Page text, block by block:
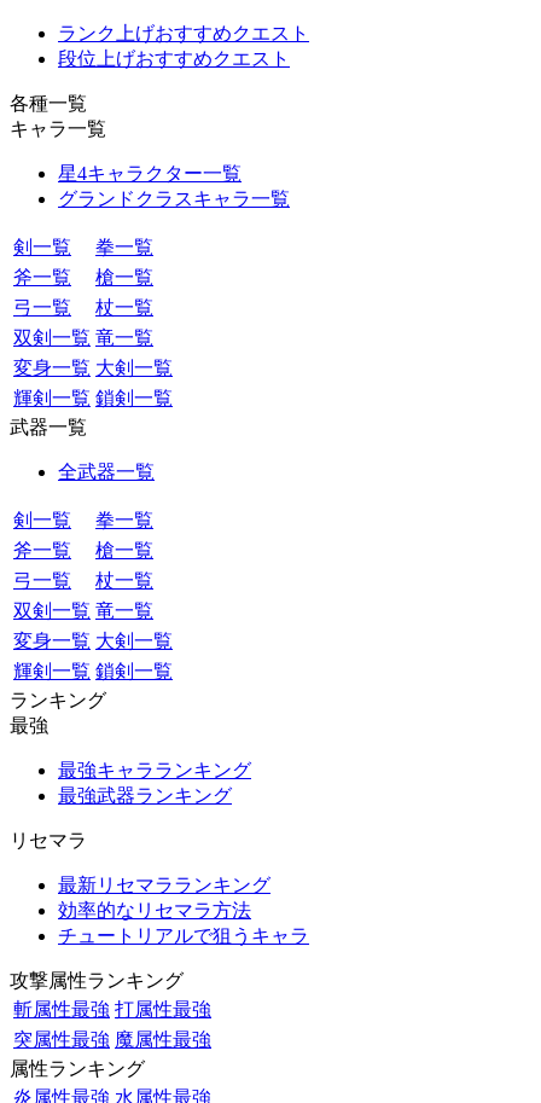
ランク上げおすすめクエスト
段位上げおすすめクエスト
各種一覧
キャラ一覧
星4キャラクター一覧
グランドクラスキャラ一覧
剣一覧
拳一覧
斧一覧
槍一覧
弓一覧
杖一覧
双剣一覧 竜一覧
変身一覧 大剣一覧
輝剣一覧 鎖剣一覧
武器一覧
全武器一覧
剣一覧
拳一覧
斧一覧
槍一覧
弓一覧
杖一覧
双剣一覧 竜一覧
変身一覧 大剣一覧
輝剣一覧 鎖剣一覧
ランキング
最強
最強キャラランキング
最強武器ランキング
リセマラ
最新リセマラランキング
効率的なリセマラ方法
チュートリアルで狙うキャラ
攻撃属性ランキング
斬属性最強 打属性最強
突属性最強 魔属性最強
属性ランキング
炎属性最強 水属性最強